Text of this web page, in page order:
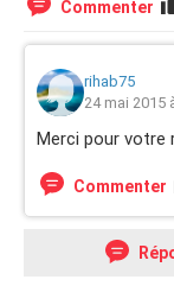
Commenter
rihab75
24 mai 2015
Merci pour votre
Commenter